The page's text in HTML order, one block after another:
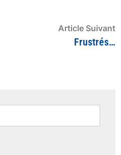
Article Suivant
Frustrés…